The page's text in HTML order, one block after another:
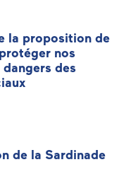
la proposition de
nos
des
de la Sardinade